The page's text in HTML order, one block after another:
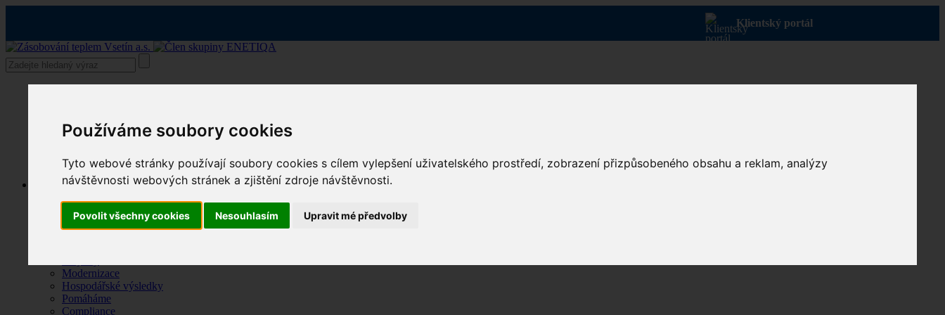
Používáme soubory cookies
Tyto webové stránky používají soubory cookies s cílem vylepšení uživatelského prostředí, zobrazení přizpůsobeného obsahu a reklam, analýzy
návštěvnosti webových stránek a zjištění zdroje návštěvnosti.
Povolit všechny cookies Nesouhlasím Upravit mé předvolby
Klientský portál
O společnosti
Kde působíme
Město Vsetín
Modernizace
Hospodářské výsledky
Pomáháme
Compliance